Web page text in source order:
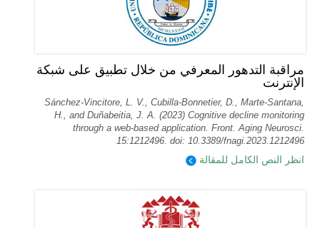
مراقبة التدهور المعرفي من خلال تطبيق على شبكة
الإنترنت
Sánchez-Vincitore, L. V., Cubilla-Bonnetier, D., Marte-Santana,
H., and Duñabeitia, J. A. (2023) Cognitive decline monitoring
through a web-based application. Front. Aging Neurosci.
15:1212496. doi: 10.3389/fnagi.2023.1212496
انظر النص الكامل للمقالة